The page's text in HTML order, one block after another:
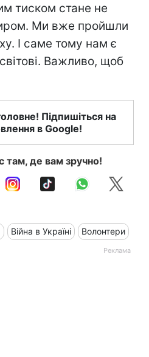
тиском стане не
Ми вже пройшли
І саме тому нам є
Важливо, щоб
Підпишіться на
в Google!
там, де вам зручно!
Війна в Україні Волонтери